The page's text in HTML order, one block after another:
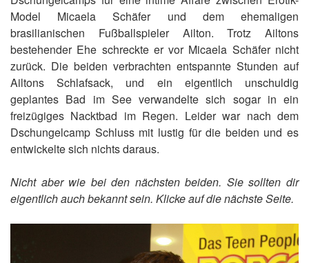
Model Micaela Schäfer und dem ehemaligen
brasilianischen Fußballspieler Ailton. Trotz Ailtons
bestehender Ehe schreckte er vor Micaela Schäfer nicht
zurück. Die beiden verbrachten entspannte Stunden auf
Ailtons Schlafsack, und ein eigentlich unschuldig
geplantes Bad im See verwandelte sich sogar in ein
freizügiges Nacktbad im Regen. Leider war nach dem
Dschungelcamp Schluss mit lustig für die beiden und es
entwickelte sich nichts daraus.
Nicht aber wie bei den nächsten beiden. Sie sollten dir
eigentlich auch bekannt sein. Klicke auf die nächste Seite.